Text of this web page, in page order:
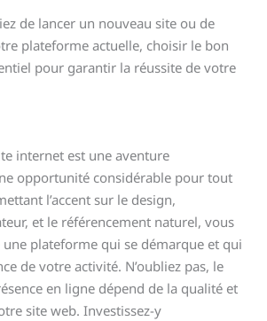
de lancer un nouveau site ou de
plateforme actuelle, choisir le bon
pour garantir la réussite de votre
internet est une aventure
opportunité considérable pour tout
l’accent sur le design,
et le référencement naturel, vous
plateforme qui se démarque et qui
de votre activité. N’oubliez pas, le
en ligne dépend de la qualité et
site web. Investissez-y